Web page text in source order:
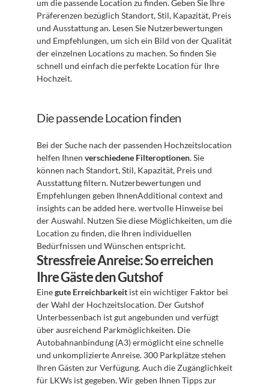
um die passende Location zu finden. Geben Sie Ihre
Präferenzen bezüglich Standort, Stil, Kapazität, Preis
und Ausstattung an. Lesen Sie Nutzerbewertungen
und Empfehlungen, um sich ein Bild von der Qualität
der einzelnen Locations zu machen. So finden Sie
schnell und einfach die perfekte Location für Ihre
Hochzeit.
Die passende Location finden
Bei der Suche nach der passenden Hochzeitslocation
helfen Ihnen verschiedene Filteroptionen. Sie
können nach Standort, Stil, Kapazität, Preis und
Ausstattung filtern. Nutzerbewertungen und
Empfehlungen geben IhnenAdditional context and
insights can be added here. wertvolle Hinweise bei
der Auswahl. Nutzen Sie diese Möglichkeiten, um die
Location zu finden, die Ihren individuellen
Bedürfnissen und Wünschen entspricht.
Stressfreie Anreise: So erreichen
Ihre Gäste den Gutshof
Eine gute Erreichbarkeit ist ein wichtiger Faktor bei
der Wahl der Hochzeitslocation. Der Gutshof
Unterbessenbach ist gut angebunden und verfügt
über ausreichend Parkmöglichkeiten. Die
Autobahnanbindung (A3) ermöglicht eine schnelle
und unkomplizierte Anreise. 300 Parkplätze stehen
Ihren Gästen zur Verfügung. Auch die Zugänglichkeit
für LKWs ist gegeben. Wir geben Ihnen Tipps zur